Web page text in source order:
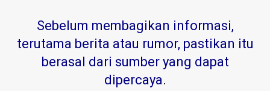
Sebelum membagikan informasi,
terutama berita atau rumor, pastikan itu
berasal dari sumber yang dapat
dipercaya.